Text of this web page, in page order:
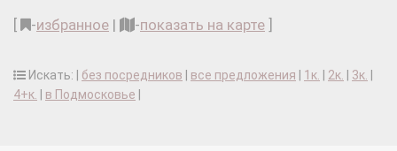
-избранное | -показать на карте
Искать: | без посредников все предложения 1к. 2к. 3к.
4+к.
в Подмосковье